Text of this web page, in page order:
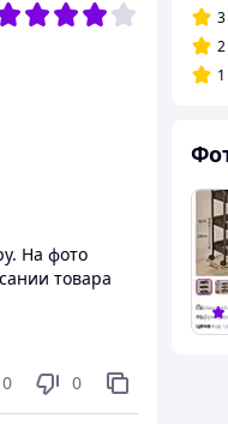
На фото
товара
0 0
3
2
1